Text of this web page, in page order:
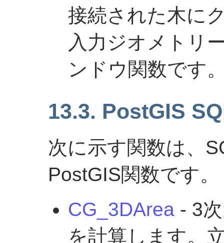
接続された木に
入力ジオメトリ
ンドウ関数です
13.3. PostGIS
次に示す関数は、
PostGIS関数です。
CG_3DArea - 3
を計算します。